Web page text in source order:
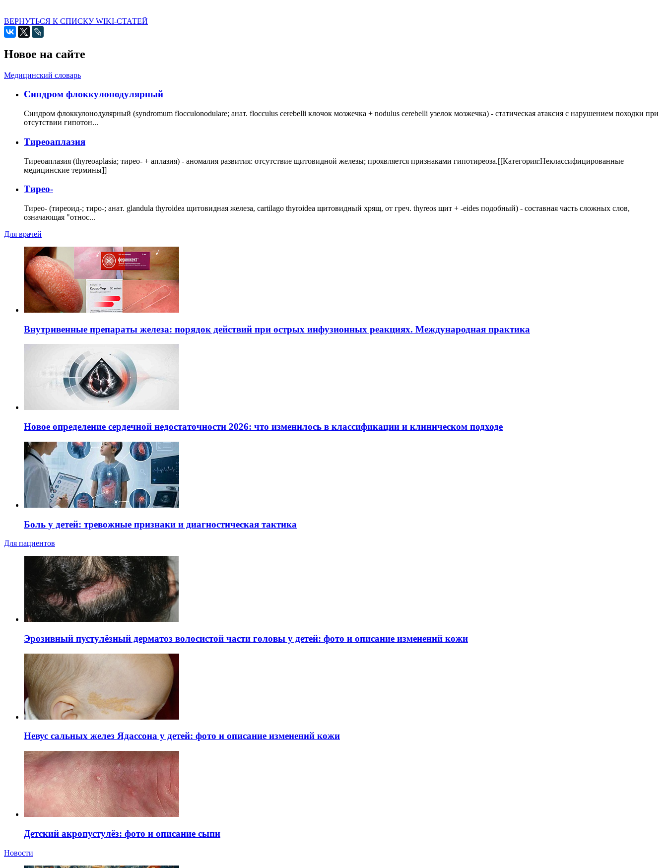
ВЕРНУТЬСЯ К СПИСКУ WIKI-СТАТЕЙ
Новое на сайте
Медицинский словарь
Cиндром флоккулонодулярный
Синдром флоккулонодулярный (syndromum flocculonodulare; анат. flocculus cerebelli клочок мозжечка + nodulus cerebelli узелок мозжечка) - статическая атаксия с нарушением походки при
отсутствии гипотон...
Тиреоаплазия
Тиреоаплазия (thyreoaplasia; тирео- + аплазия) - аномалия развития: отсутствие щитовидной железы; проявляется признаками гипотиреоза.[[Категория:Неклассифицированные
медицинские термины]]
Тирео-
Тирео- (тиреоид-; тиро-; анат. glandula thyroidea щитовидная железа, cartilago thyroidea щитовидный хрящ, от греч. thyreos щит + -eides подобный) - составная часть сложных слов,
означающая "относ...
Для врачей
Внутривенные препараты железа: порядок действий при острых инфузионных реакциях. Международная практика
Новое определение сердечной недостаточности 2026: что изменилось в классификации и клиническом подходе
Боль у детей: тревожные признаки и диагностическая тактика
Для пациентов
Эрозивный пустулёзный дерматоз волосистой части головы у детей: фото и описание изменений кожи
Невус сальных желез Ядассона у детей: фото и описание изменений кожи
Детский акропустулёз: фото и описание сыпи
Новости